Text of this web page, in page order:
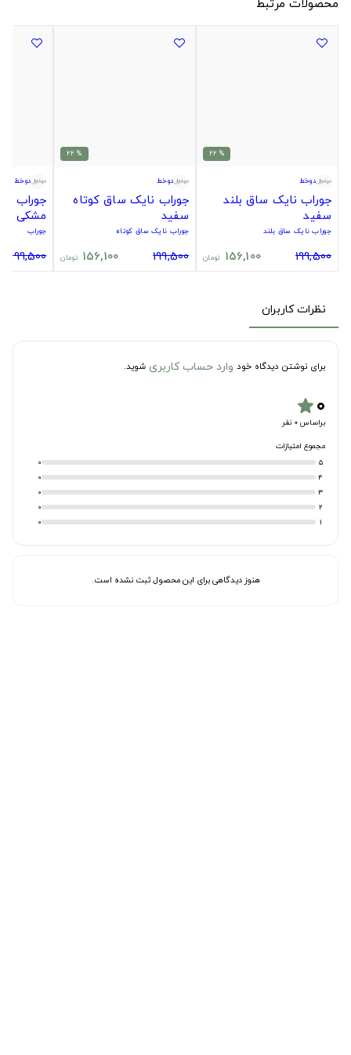
% 22
دوخط
جوراب نایک ساق بلند
سفید
جوراب نایک ساق بلند
199,500
156,100 تومان
% 22
دوخط
جوراب نایک ساق کوتاه
سفید
جوراب نایک ساق کوتاه
199,500
156,100 تومان
دوخط
جوراب
مشکی
جوراب
199,500
نظرات کاربران
برای نوشتن دیدگاه خود وارد حساب کاربری شوید.
۰star
براساس 0 نفر
مجموع امتیازات
5
0
4
0
3
0
2
0
1
0
هنوز دیدگاهی برای این محصول ثبت نشده است.